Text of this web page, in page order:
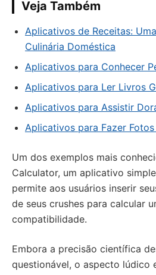
Veja Também
Aplicativos de Receitas:
Culinária Doméstica
Aplicativos para Conhecer
Aplicativos para Ler Livros
Aplicativos para Assistir
Aplicativos para Fazer
Um dos exemplos mais
Calculator, um aplicativo
permite aos usuários inserir
de seus crushes para calcular
compatibilidade.
Embora a precisão científica
questionável, o aspecto lúdico